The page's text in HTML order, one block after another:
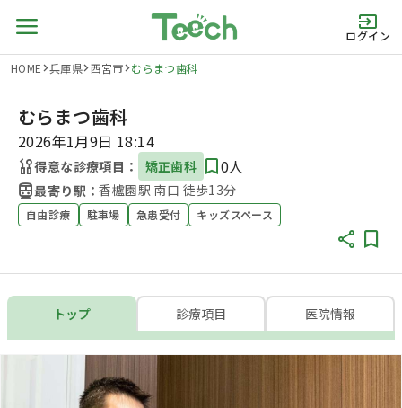
ログイン
HOME 兵庫県 西宮市 むらまつ歯科
むらまつ歯科
2026年1月9日 18:14
得意な診療項目： 矯正歯科 0人
最寄り駅：香櫨園駅 南口 徒歩13分
自由診療 駐車場 急患受付 キッズスペース
トップ 診療項目 医院情報